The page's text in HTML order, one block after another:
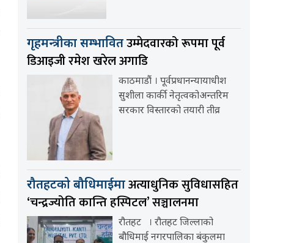
गृहमन्त्रीका सम्भावितउम्मेदवारको रूपमा पूर्व
डिआइजी रमेश खरेल अगाडि
काठमाडौं । पूर्वप्रधानन्यायाधीश
सुशीला कार्की नेतृत्वकोअन्तरिम
सरकार विस्तारको तयारी तीव्र
रौतहटको बौधिमाईमाअत्याधुनिक सुविधासहित
‘चन्द्रज्योति कान्ति हस्पिटल’ सञ्चालनमा
रौतहट । रौतहट जिल्लाको
बौधिमाई नगरपालिका बंकुलमा